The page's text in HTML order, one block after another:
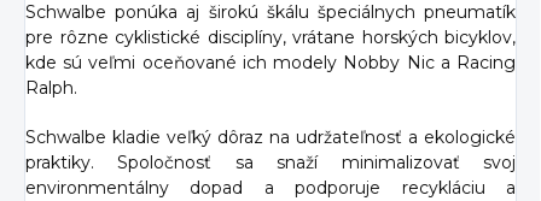
Schwalbe ponúka aj širokú škálu špeciálnych pneumatík
pre rôzne cyklistické disciplíny, vrátane horských bicyklov,
kde sú veľmi oceňované ich modely Nobby Nic a Racing
Ralph.
Schwalbe kladie veľký dôraz na udržateľnosť a ekologické
praktiky. Spoločnosť sa snaží minimalizovať svoj
environmentálny dopad a podporuje recykláciu a